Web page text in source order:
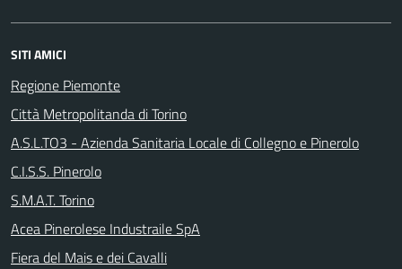
SITI AMICI
Regione Piemonte
Città Metropolitanda di Torino
A.S.L.TO3 - Azienda Sanitaria Locale di Collegno e Pinerolo
C.I.S.S. Pinerolo
S.M.A.T. Torino
Acea Pinerolese Industraile SpA
Fiera del Mais e dei Cavalli